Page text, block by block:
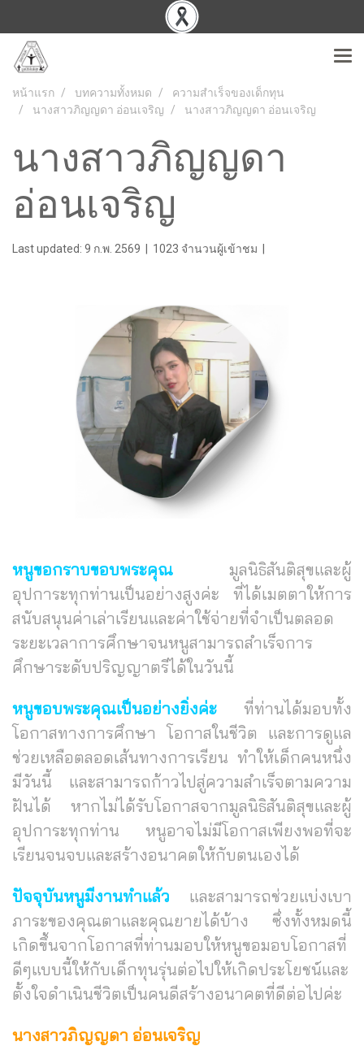
หน้าแรก บทความทั้งหมด
ความสำเร็จของเด็กทุน
นางสาวภิญญดา อ่อนเจริญ
นางสาวภิญญดา อ่อนเจริญ
นางสาวภิญญดา
อ่อนเจริญ
Last updated: 9 ก.พ. 2569 1023 จำนวนผู้เข้าชม
หนูขอกราบขอบพระคุณ
มูลนิธิสันติสุขและผู้
อุปการะทุกท่านเป็นอย่างสูงค่ะ ที่ได้เมตตาให้การ
สนับสนุนค่าเล่าเรียนและค่าใช้จ่ายที่จำเป็นตลอด
ระยะเวลาการศึกษาจนหนูสามารถสำเร็จการ
ศึกษาระดับปริญญาตรีได้ในวันนี้
หนูขอบพระคุณเป็นอย่างยิ่งค่ะ ที่ท่านได้มอบทั้ง
โอกาสทางการศึกษา โอกาสในชีวิต และการดูแล
ช่วยเหลือตลอดเส้นทางการเรียน ทำให้เด็กคนหนึ่ง
มีวันนี้ และสามารถก้าวไปสู่ความสำเร็จตามความ
ฝันได้ หากไม่ได้รับโอกาสจากมูลนิธิสันติสุขและผู้
อุปการะทุกท่าน หนูอาจไม่มีโอกาสเพียงพอที่จะ
เรียนจนจบและสร้างอนาคตให้กับตนเองได้
ปัจจุบันหนูมีงานทำแล้ว และสามารถช่วยแบ่งเบา
ภาระของคุณตาและคุณยายได้บ้าง ซึ่งทั้งหมดนี้
เกิดขึ้นจากโอกาสที่ท่านมอบให้หนูขอมอบโอกาสที่
ดีๆแบบนี้ให้กับเด็กทุนรุ่นต่อไปให้เกิดประโยชน์และ
ตั้งใจดำเนินชีวิตเป็นคนดีสร้างอนาคตที่ดีต่อไปค่ะ
นางสาวภิญญดา อ่อนเจริญ